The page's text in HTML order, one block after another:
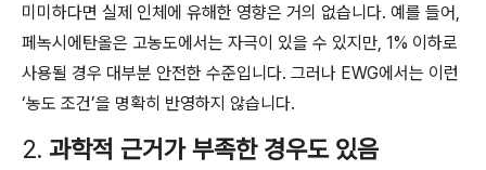
미미하다면 실제 인체에 유해한 영향은 거의 없습니다. 예를 들어,
페녹시에탄올은 고농도에서는 자극이 있을 수 있지만, 1% 이하로
사용될 경우 대부분 안전한 수준입니다. 그러나 EWG에서는 이런
‘농도 조건’을 명확히 반영하지 않습니다.
2. 과학적 근거가 부족한 경우도 있음